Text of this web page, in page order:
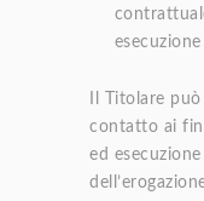
Il Titolare
contatto ai
ed